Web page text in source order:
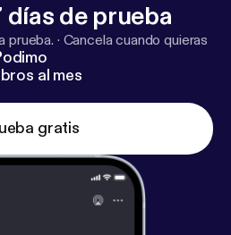
días de prueba
prueba. · Cancela cuando quieras
al mes
gratis